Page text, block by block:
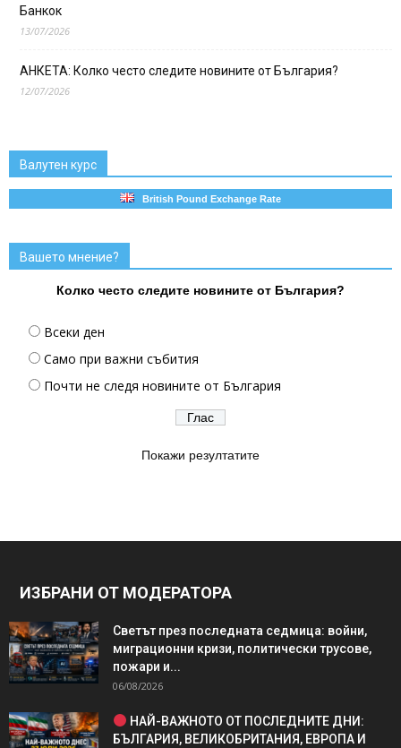
Банкок
13/07/2026
АНКЕТА: Колко често следите новините от България?
12/07/2026
Валутен курс
British Pound Exchange Rate
Вашето мнение?
Колко често следите новините от България?
Всеки ден
Само при важни събития
Почти не следя новините от България
Покажи резултатите
ИЗБРАНИ ОТ МОДЕРАТОРА
Светът през последната седмица: войни,
миграционни кризи, политически трусове,
пожари и...
06/08/2026
НАЙ-ВАЖНОТО ОТ ПОСЛЕДНИТЕ ДНИ:
БЪЛГАРИЯ, ВЕЛИКОБРИТАНИЯ, ЕВРОПА И